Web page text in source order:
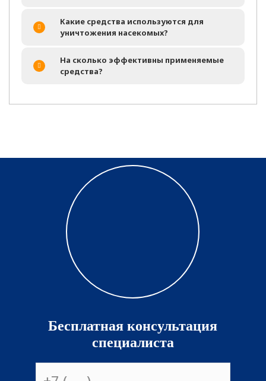
Какие средства используются для
уничтожения насекомых?
На сколько эффективны применяемые
средства?
Бесплатная консультация
специалиста